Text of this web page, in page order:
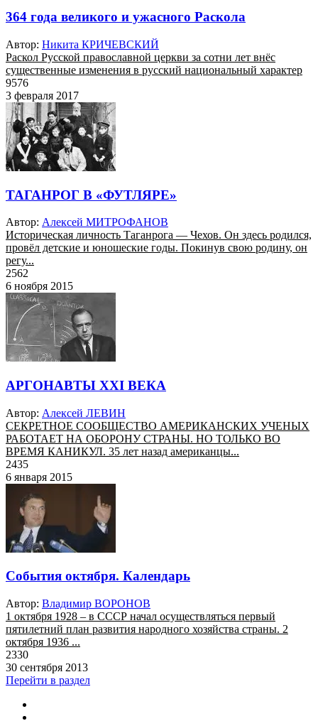
364 года великого и ужасного Раскола
Автор: Никита КРИЧЕВСКИЙ
Раскол Русской православной церкви за сотни лет внёс
существенные изменения в русский национальный характер
9576
3 февраля 2017
ТАГАНРОГ В «ФУТЛЯРЕ»
Автор: Алексей МИТРОФАНОВ
Историческая личность Таганрога — Чехов. Он здесь родился,
провёл детские и юношеские годы. Покинув свою родину, он
регу...
2562
6 ноября 2015
АРГОНАВТЫ XXI ВЕКА
Автор: Алексей ЛЕВИН
СЕКРЕТНОЕ СООБЩЕСТВО АМЕРИКАНСКИХ УЧЕНЫХ
РАБОТАЕТ НА ОБОРОНУ СТРАНЫ. НО ТОЛЬКО ВО
ВРЕМЯ КАНИКУЛ. 35 лет назад американцы...
2435
6 января 2015
События октября. Календарь
Автор: Владимир ВОРОНОВ
1 октября 1928 – в СССР начал осуществляться первый
пятилетний план развития народного хозяйства страны. 2
октября 1936 ...
2330
30 сентября 2013
Перейти в раздел